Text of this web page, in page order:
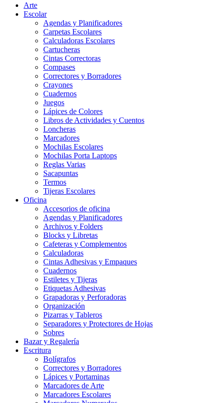
Arte
Escolar
Agendas y Planificadores
Carpetas Escolares
Calculadoras Escolares
Cartucheras
Cintas Correctoras
Compases
Correctores y Borradores
Crayones
Cuadernos
Juegos
Lápices de Colores
Libros de Actividades y Cuentos
Loncheras
Marcadores
Mochilas Escolares
Mochilas Porta Laptops
Reglas Varias
Sacapuntas
Termos
Tijeras Escolares
Oficina
Accesorios de oficina
Agendas y Planificadores
Archivos y Folders
Blocks y Libretas
Cafeteras y Complementos
Calculadoras
Cintas Adhesivas y Empaques
Cuadernos
Estiletes y Tijeras
Etiquetas Adhesivas
Grapadoras y Perforadoras
Organización
Pizarras y Tableros
Separadores y Protectores de Hojas
Sobres
Bazar y Regalería
Escritura
Bolígrafos
Correctores y Borradores
Lápices y Portaminas
Marcadores de Arte
Marcadores Escolares